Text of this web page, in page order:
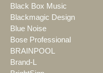
Black Box Music
Blackmagic Design
Blue Noise
Bose Professional
BRAINPOOL
Brand-L